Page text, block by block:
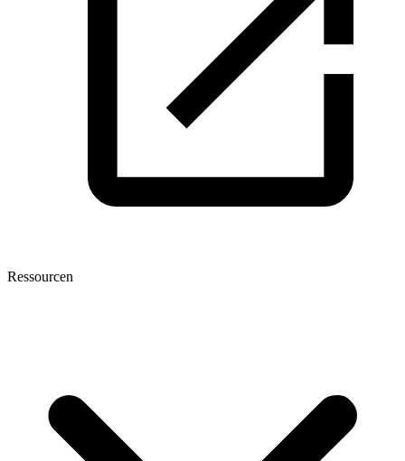
Ressourcen